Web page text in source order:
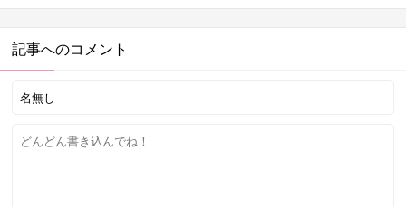
記事へのコメント